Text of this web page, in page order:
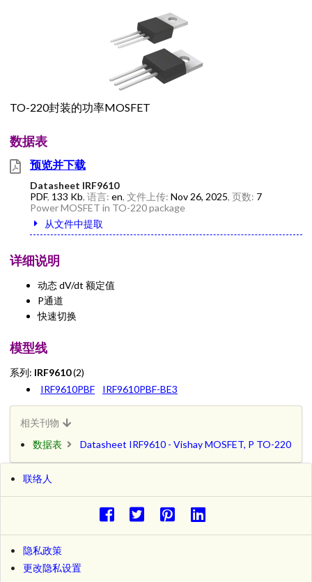
TO-220封装的功率MOSFET
数据表
预览并下载
Datasheet IRF9610
PDF, 133 Kb, 语言: en, 文件上传: Nov 26, 2025, 页数: 7
Power MOSFET in TO-220 package
从文件中提取
详细说明
动态 dV/dt 额定值
P通道
快速切换
模型线
系列: IRF9610(2)
IRF9610PBF
IRF9610PBF-BE3
相关刊物
数据表
Datasheet IRF9610 - Vishay MOSFET, P TO-220
联络人
隐私政策
更改隐私设置